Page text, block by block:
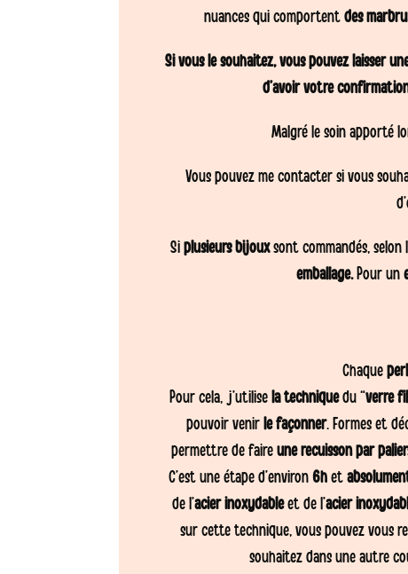
nuances qui comportent des
Si vous le souhaitez, vous pouvez laisser
d’avoir votre
Malgré le soin apporté
Vous pouvez me contacter si vous
Si plusieurs bijouxsont commandés,
emballage.Pour un
Chaque
Pour cela, j’utilise la techniquedu “verre
pouvoir venir le façonner. Formes et
permettre de faire une recuisson par
C’est une étape d’environ 6h et
de l’acier inoxydableet de l’acier
sur cette technique, vous pouvez vous
souhaitez dans une autre